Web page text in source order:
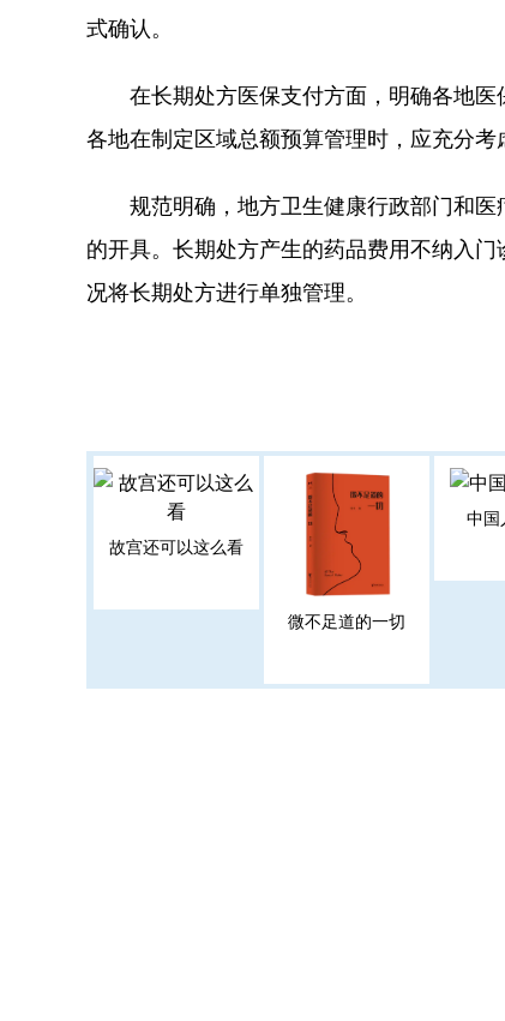
式确认。
在长期处方医保支付方面，明确各地医
各地在制定区域总额预算管理时，应充分考
规范明确，地方卫生健康行政部门和医
的开具。长期处方产生的药品费用不纳入
况将长期处方进行单独管理。
故宫还可以这么看
微不足道的一切
中国